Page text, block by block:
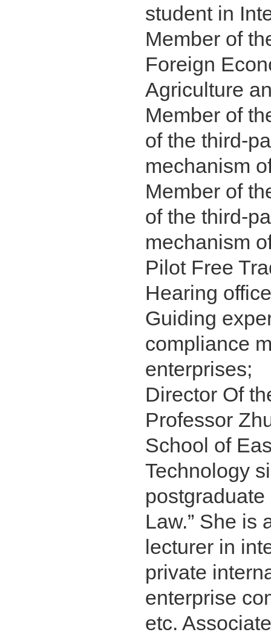
student in
Member of
Foreign
Agriculture
Member of
of the third-
mechanism
Member of
of the third-
mechanism
Pilot Free
Hearing
Guiding
compliance
enterprises;
Director Of
Professor
School of
Technology
Law.” She is
lecturer in
private
enterprise
etc.